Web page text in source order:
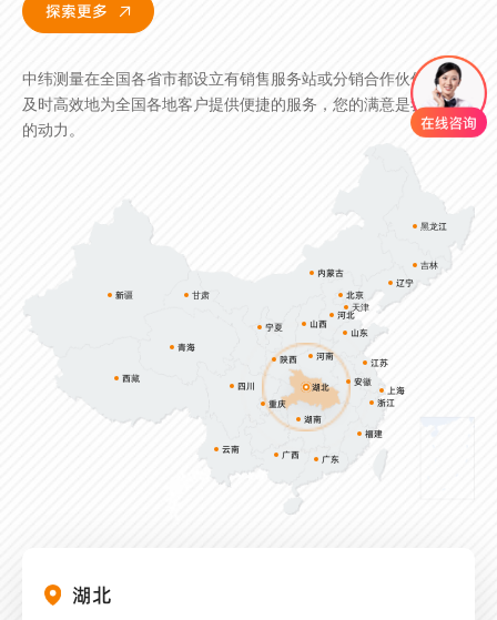
探索更多
探索更多

中纬测量在全国各省市都设立有销售服务站或分销合作伙伴，能够
及时高效地为全国各地客户提供便捷的服务，您的满意是我们最大
的动力。
湖北
辽宁
内蒙古
山西
山东
陕西 河南
江苏
四川
重庆
湖南
上海
浙江
云南 广西 广东
福建
北京
西藏
吉林
黑龙江
河北
天津
甘肃
宁夏
青海
新疆
安徽
湖北